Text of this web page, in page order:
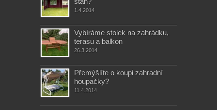
1.4.2014
Vybíráme stolek na zahrádku,
terasu a balkon
26.3.2014
Přemýšlíte o koupi zahradní
houpačky?
11.4.2014